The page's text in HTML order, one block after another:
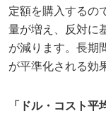
定額を購入するの
量が増え、反対に
が減ります。長期
が平準化される効
「ドル・コスト平